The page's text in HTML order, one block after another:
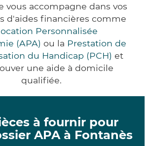
vous accompagne dans vos
d'aides financières comme
Personnalisée
(APA) ou la Prestation de
du Handicap (PCH) et
une aide à domicile
qualifiée.
à fournir pour
APA à Fontanès